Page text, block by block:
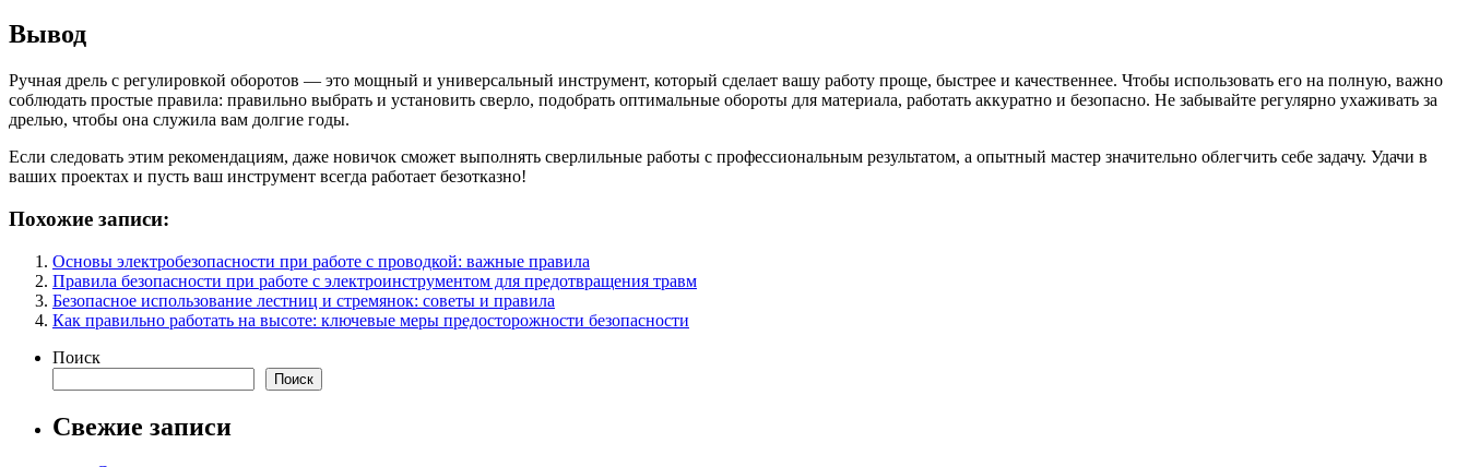
Вывод
Ручная дрель с регулировкой оборотов — это мощный и универсальный инструмент, который сделает вашу работу проще, быстрее и качественнее. Чтобы использовать его на полную, важно
соблюдать простые правила: правильно выбрать и установить сверло, подобрать оптимальные обороты для материала, работать аккуратно и безопасно. Не забывайте регулярно ухаживать за
дрелью, чтобы она служила вам долгие годы.
Если следовать этим рекомендациям, даже новичок сможет выполнять сверлильные работы с профессиональным результатом, а опытный мастер значительно облегчить себе задачу. Удачи в
ваших проектах и пусть ваш инструмент всегда работает безотказно!
Похожие записи:
Основы электробезопасности при работе с проводкой: важные правила
Правила безопасности при работе с электроинструментом для предотвращения травм
Безопасное использование лестниц и стремянок: советы и правила
Как правильно работать на высоте: ключевые меры предосторожности безопасности
Поиск
Поиск
Свежие записи